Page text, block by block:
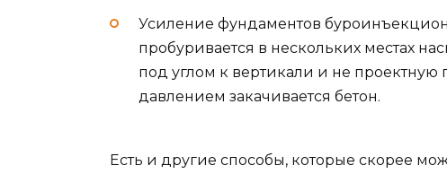
Усиление фундаментов
пробуривается в нескольких местах
под углом к вертикали и не проектную
давлением закачивается бетон.
Есть и другие способы, которые скорее